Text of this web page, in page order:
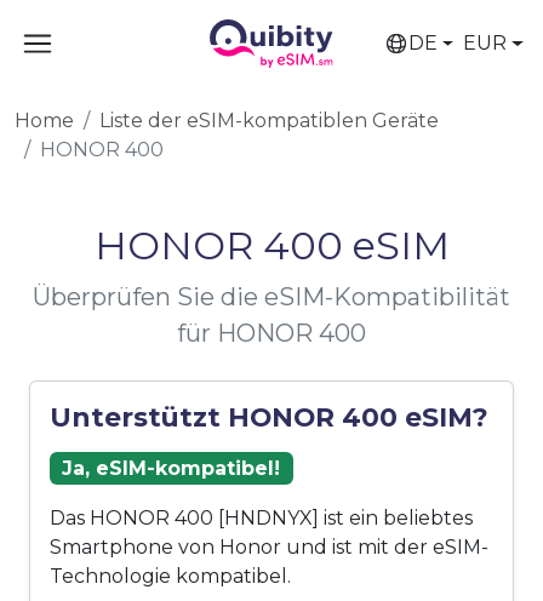
DE EUR
Home
Liste der eSIM-kompatiblen Geräte
HONOR 400
HONOR 400 eSIM
Überprüfen Sie die eSIM-Kompatibilität
für HONOR 400
Unterstützt HONOR 400 eSIM?
Ja, eSIM-kompatibel!
Das HONOR 400 [HNDNYX] ist ein beliebtes
Smartphone von Honor und ist mit der eSIM-
Technologie kompatibel.